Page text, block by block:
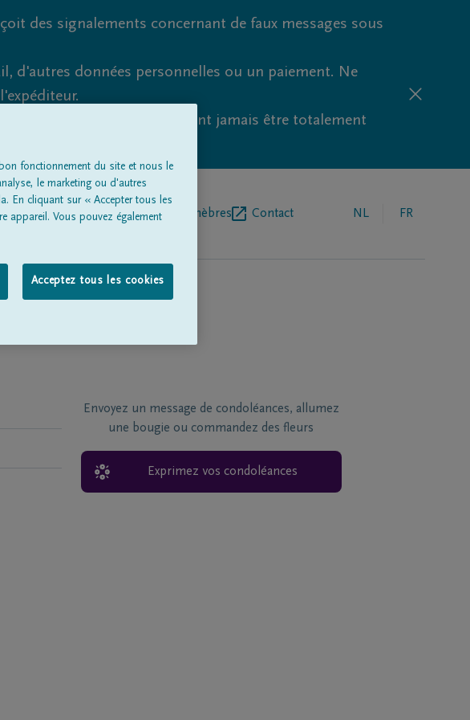
des signalements concernant de faux messages sous
d'autres données personnelles ou un paiement. Ne
et de fraude ne peuvent jamais être totalement
nousEntrepreneur de pompes funèbres Contact NL FR
Envoyez un message de condoléances, allumez
une bougie ou commandez des fleurs
Exprimez vos condoléances
fonctionnement du site et nous le
le marketing ou d'autres
En cliquant sur « Accepter tous les
appareil. Vous pouvez également
Acceptez tous les cookies